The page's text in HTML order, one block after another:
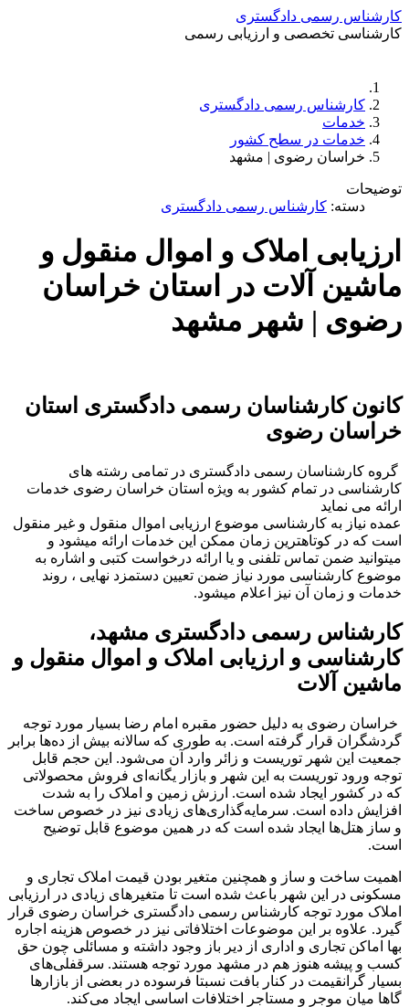
کارشناس رسمی دادگستری
کارشناسی تخصصی و ارزیابی رسمی
کارشناس رسمی دادگستری
خدمات
خدمات در سطح کشور
خراسان رضوی | مشهد
توضیحات
دسته: کارشناس رسمی دادگستری
ارزیابی املاک و اموال منقول و
ماشین آلات در استان خراسان
رضوی | شهر مشهد
کانون کارشناسان رسمی دادگستری استان
خراسان رضوی
گروه کارشناسان رسمی دادگستری در تمامی رشته های
کارشناسی در تمام کشور به ویژه استان خراسان رضوی خدمات
ارائه می نماید
عمده نیاز به کارشناسی موضوع ارزیابی اموال منقول و غیر منقول
است که در کوتاهترین زمان ممکن این خدمات ارائه میشود و
میتوانید ضمن تماس تلفنی و یا ارائه درخواست کتبی و اشاره به
موضوع کارشناسی مورد نیاز ضمن تعیین دستمزد نهایی ، روند
خدمات و زمان آن نیز اعلام میشود.
کارشناس رسمی دادگستری مشهد،
کارشناسی و ارزیابی املاک و اموال منقول و
ماشین آلات
خراسان رضوی به دلیل حضور مقبره امام رضا بسیار مورد توجه
گردشگران قرار گرفته است. به طوری که سالانه بیش از ده‌ها برابر
جمعیت این شهر توریست و زائر وارد آن می‌شود. این حجم قابل
توجه ورود توریست به این شهر و بازار یگانه‌ای فروش محصولاتی
که در کشور ایجاد شده است. ارزش زمین و املاک را به شدت
افزایش داده است. سرمایه‌گذاری‌های زیادی نیز در خصوص ساخت
و ساز هتل‌ها ایجاد شده است که در همین موضوع قابل توضیح
است.
اهمیت ساخت و ساز و همچنین متغیر بودن قیمت املاک تجاری و
مسکونی در این شهر باعث شده است تا متغیر‌های زیادی در ارزیابی
املاک مورد توجه کارشناس رسمی دادگستری خراسان رضوی قرار
گیرد. علاوه بر این موضوعات اختلافاتی نیز در خصوص هزینه اجاره
بها اماکن تجاری و اداری از دیر باز وجود داشته و مسائلی چون حق
کسب و پیشه هنوز هم در مشهد مورد توجه هستند. سرقفلی‌های
بسیار گرانقیمت در کنار بافت نسبتا فرسوده در بعضی از بازار‌ها
گاها میان موجر و مستاجر اختلافات اساسی ایجاد می‌کند.